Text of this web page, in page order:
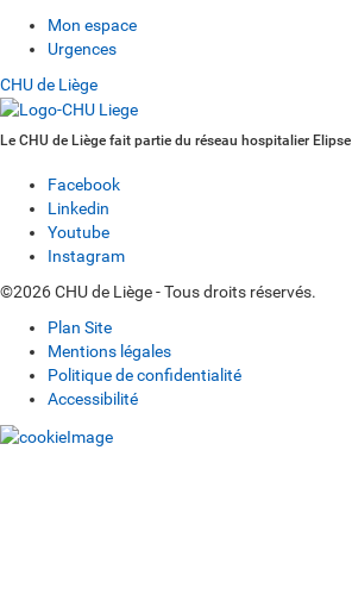
Mon espace
Urgences
CHU de Liège
Le CHU de Liège fait partie du réseau hospitalier Elipse
Facebook
Linkedin
Youtube
Instagram
©2026 CHU de Liège - Tous droits réservés.
Plan Site
Mentions légales
Politique de confidentialité
Accessibilité